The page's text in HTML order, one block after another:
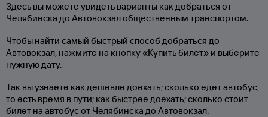
Здесь вы можете увидеть варианты как добраться от
Челябинска до Автовокзал общественным транспортом.
Чтобы найти самый быстрый способ добраться до
Автовокзал, нажмите на кнопку «Купить билет» и выберите
нужную дату.
Так вы узнаете как дешевле доехать; сколько едет автобус,
то есть время в пути; как быстрее доехать; сколько стоит
билет на автобус от Челябинска до Автовокзал.